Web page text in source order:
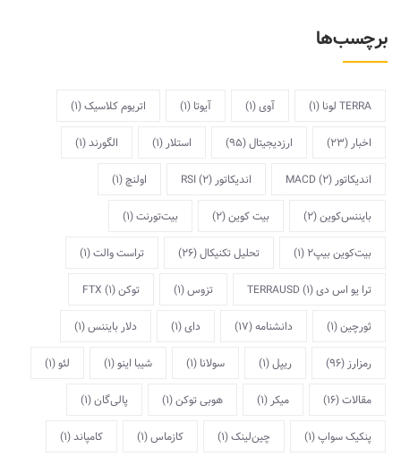
برچسب‌ها
TERRA لونا (1) آوی(1) آیوتا (1) اتریوم کلاسیک(1)
اخبار (23) ارزدیجیتال(95) استلار (1) الگورند(1)
اندیکاتور MACD (2) اندیکاتور RSI (2) اولنچ(1)
بایننس‌کوین(2) بیت کوین(2) بیت‌تورنت(1)
بیت‌کوین بیپ2 (1) تحلیل تکنیکال(26) تراست والت(1)
ترا یو اس دی TERRAUSD(1) تزوس(1) توکن FTX(1)
ثورچین(1) دانشنامه(17) دای(1) دلار بایننس(1)
رمزارز (96) ریپل(1) سولانا (1) شیبا اینو(1) لئو(1)
مقالات(16) میکر (1) هوبی توکن(1) پالی‌گان(1)
پنکیک سواپ(1) چین‌لینک(1) کازماس(1) کامپاند(1)